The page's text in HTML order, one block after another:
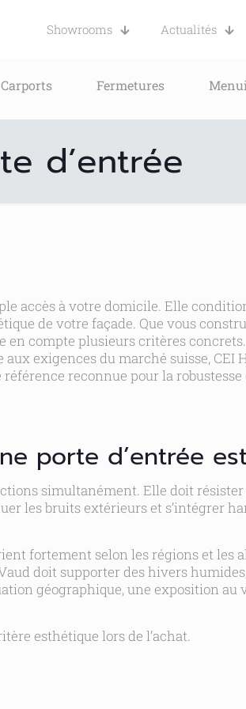
Showrooms Actualités
Carports Fermetures
d’entrée
accès à votre domicile. Elle
de votre façade. Que vous
en compte plusieurs critères
exigences du marché suisse, CEI
référence reconnue pour la
porte d’entrée
simultanément. Elle doit résister
les bruits extérieurs et s’intégrer
fortement selon les régions et les
doit supporter des hivers
géographique, une exposition au
esthétique lors de l’achat.